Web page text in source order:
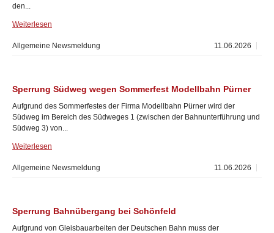
den...
Weiterlesen
11.06.2026
Allgemeine Newsmeldung
Sperrung Südweg wegen Sommerfest Modellbahn Pürner
Aufgrund des Sommerfestes der Firma Modellbahn Pürner wird der
Südweg im Bereich des Südweges 1 (zwischen der Bahnunterführung und
Südweg 3) von...
Weiterlesen
11.06.2026
Allgemeine Newsmeldung
Sperrung Bahnübergang bei Schönfeld
Aufgrund von Gleisbauarbeiten der Deutschen Bahn muss der